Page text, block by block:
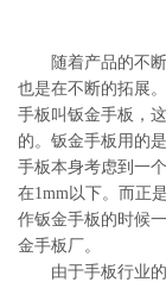
随着产品的不断
也是在不断的拓展
手板叫钣金手板，
的。钣金手板用的
手板本身考虑到一
在1mm以下。而正
作钣金手板的时候
金手板厂。
由于手板行业的